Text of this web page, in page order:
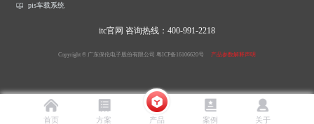
pis车载系统
itc官网 咨询热线：400-991-2218
Copyright © 广东保伦电子股份有限公司 粤ICP备16106620号 产品参数解释声明
首页 方案 产品 案例 关于